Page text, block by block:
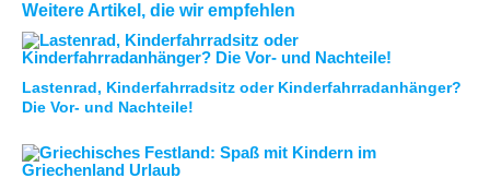
Weitere Artikel, die wir empfehlen
Lastenrad, Kinderfahrradsitz oder Kinderfahrradanhänger?
Die Vor- und Nachteile!